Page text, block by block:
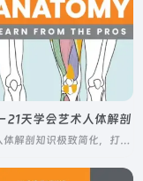
21天学会艺术人体解剖